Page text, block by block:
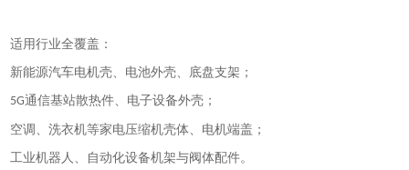
适用行业全覆盖：
新能源汽车电机壳、电池外壳、底盘支架；
5G通信基站散热件、电子设备外壳；
空调、洗衣机等家电压缩机壳体、电机端盖；
工业机器人、自动化设备机架与阀体配件。